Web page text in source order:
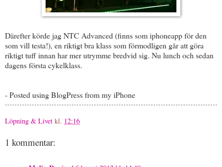
Därefter körde jag NTC Advanced (finns som iphoneapp för den
som vill testa!), en riktigt bra klass som förmodligen går att göra
riktigt tuff innan har mer utrymme bredvid sig. Nu lunch och sedan
dagens första cykelklass.
- Posted using BlogPress from my iPhone
Löpning & Livet kl. 12:16
1 kommentar: